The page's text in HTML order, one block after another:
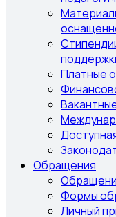
Платные
Обращения
Формы
Личный